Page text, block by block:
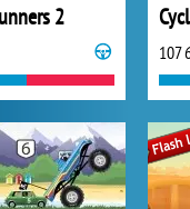
2
107